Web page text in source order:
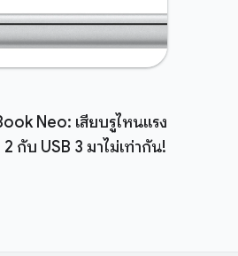
Neo: เสียบรูไหนแรง
กับ USB 3 มาไม่เท่ากัน!